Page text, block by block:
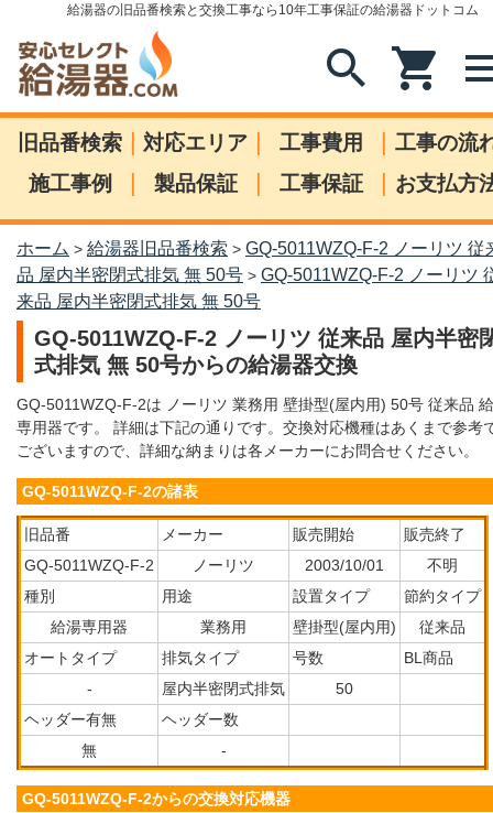
給湯器の旧品番検索と交換工事なら10年工事保証の給湯器ドットコム
search shopping_cart
旧品番検索 | 対応エリア | 工事費用 | 工事の流
施工事例
| 製品保証 | 工事保証 | お支払方
ホーム > 給湯器旧品番検索 > GQ-5011WZQ-F-2 ノーリツ 従
品 屋内半密閉式排気 無 50号 > GQ-5011WZQ-F-2 ノーリツ
来品 屋内半密閉式排気 無 50号
GQ-5011WZQ-F-2 ノーリツ 従来品 屋内半密
式排気 無 50号からの給湯器交換
GQ-5011WZQ-F-2は ノーリツ 業務用 壁掛型(屋内用) 50号 従来品
専用器です。 詳細は下記の通りです。交換対応機種はあくまで参考
ございますので、詳細な納まりは各メーカーにお問合せください。
GQ-5011WZQ-F-2の諸表
旧品番 メーカー 販売開始
販売終了
GQ-5011WZQ-F-2
ノーリツ 2003/10/01
不明
種別
用途 設置タイプ
節約タイプ
給湯専用器
業務用 壁掛型(屋内用)
従来品
オートタイプ
排気タイプ 号数
BL商品
-
屋内半密閉式排気
50
ヘッダー有無
ヘッダー数
無
-
GQ-5011WZQ-F-2からの交換対応機器